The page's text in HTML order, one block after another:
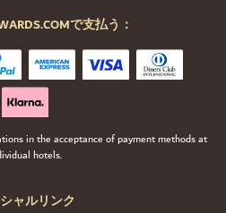
ャルリンク
で支払う：
in the acceptance of payment methods at
hotels.